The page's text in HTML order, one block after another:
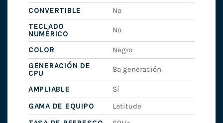
CONVERTIBLE
No
TECLADO
NUMÉRICO
No
COLOR
Negro
GENERACIÓN DE
CPU
8ª generación
AMPLIABLE
Sí
GAMA DE EQUIPO
Latitude